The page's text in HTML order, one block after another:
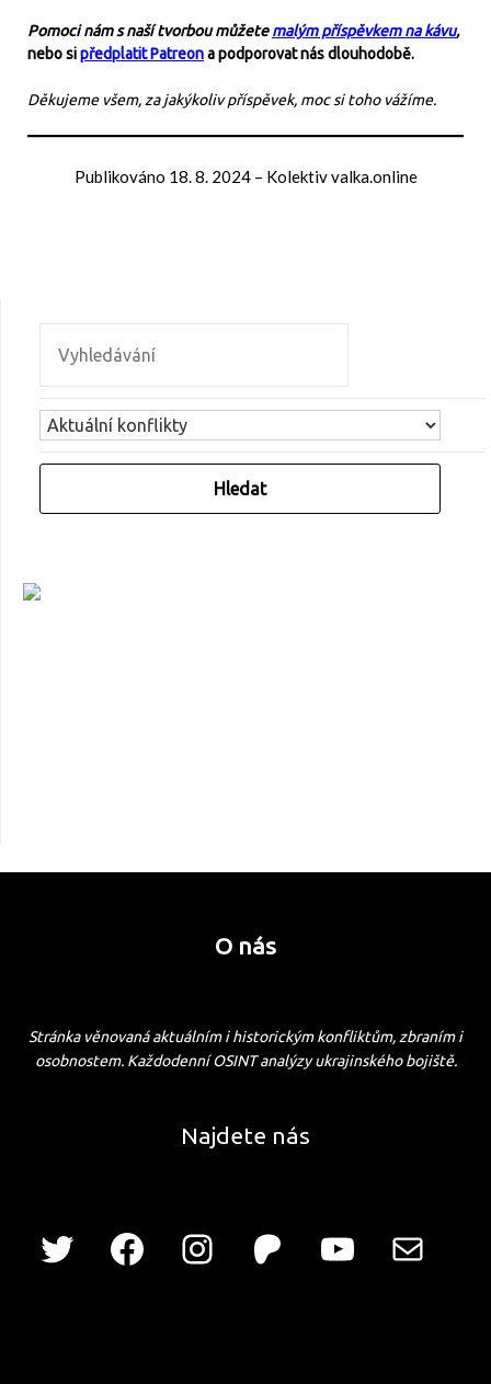
Pomoci nám s naší tvorbou můžetemalým příspěvkem na kávu,
nebo sipředplatit Patreona podporovat nás dlouhodobě.
Děkujeme všem, za jakýkoliv příspěvek, moc si toho vážíme.
Publikováno 18. 8. 2024– Kolektiv valka.online
O nás
Stránka věnovaná aktuálním i historickým konfliktům, zbraním i
osobnostem. Každodenní OSINT analýzy ukrajinského bojiště.
Najdete nás